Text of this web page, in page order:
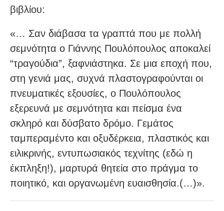
βιβλίου:
«… Σαν διάβασα τα γραπτά που με πολλή
σεμνότητα ο Γιάννης Πουλόπουλος αποκαλεί
“τραγούδια”, ξαφνιάστηκα. Σε μια εποχή που,
στη γενιά μας, συχνά πλαστογραφούνται οι
πνευματικές εξουσίες, ο Πουλόπουλος
εξερευνά με σεμνότητα και πείσμα ένα
σκληρό και δύσβατο δρόμο. Γεμάτος
ταμπεραμέντο και οξυδέρκεια, πλαστικός και
ειλικρινής, εντυπωσιακός τεχνίτης (εδώ η
έκπληξη!), μαρτυρά θητεία στο πράγμα το
ποιητικό, και οργανωμένη ευαισθησία.(…)».